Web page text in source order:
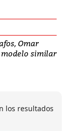
Omar
modelo similar
los resultados